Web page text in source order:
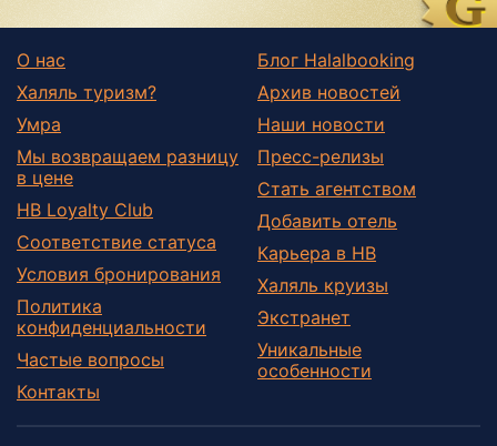
О нас
Халяль туризм?
Умра
Мы возвращаем разницу
в цене
HB Loyalty Club
Соответствие статуса
Условия бронирования
Политика
конфиденциальности
Частые вопросы
Контакты
Блог Halalbooking
Архив новостей
Наши новости
Пресс-релизы
Стать агентством
Добавить отель
Карьера в HB
Халяль круизы
Экстранет
Уникальные
особенности